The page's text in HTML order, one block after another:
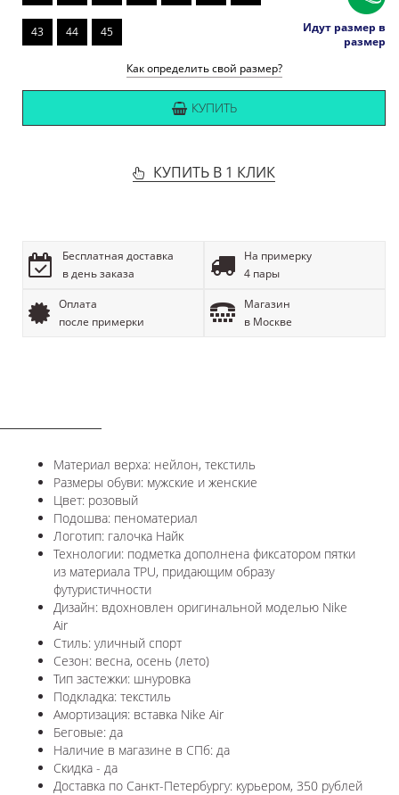
43 44 45
Идут размер в
размер
Как определить свой размер?
КУПИТЬ
КУПИТЬ В 1 КЛИК
Бесплатная доставка
в день заказа
На примерку
4 пары
Оплата
после примерки
Магазин
в Москве
Материал верха: нейлон, текстиль
Размеры обуви: мужские и женские
Цвет: розовый
Подошва: пеноматериал
Логотип: галочка Найк
Технологии: подметка дополнена фиксатором пятки
из материала TPU, придающим образу
футуристичности
Дизайн: вдохновлен оригинальной моделью Nike
Air
Стиль: уличный спорт
Сезон: весна, осень (лето)
Тип застежки: шнуровка
Подкладка: текстиль
Амортизация: вставка Nike Air
Беговые: да
Наличие в магазине в СПб: да
Скидка - да
Доставка по Санкт-Петербургу: курьером, 350 рублей